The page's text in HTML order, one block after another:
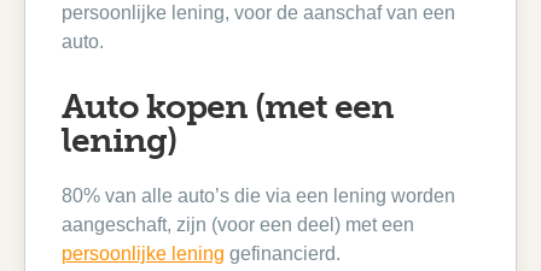
persoonlijke lening, voor de aanschaf van een
auto.
Auto kopen (met een
lening)
80% van alle auto’s die via een lening worden
aangeschaft, zijn (voor een deel) met een
persoonlijke lening gefinancierd.